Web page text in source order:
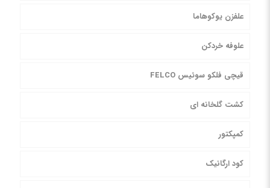
علفزن یوکوهاما
علوفه خردکن
قیچی فلکو سوئیس FELCO
کشت گلخانه ای
کمپکتور
کود ارگانیک